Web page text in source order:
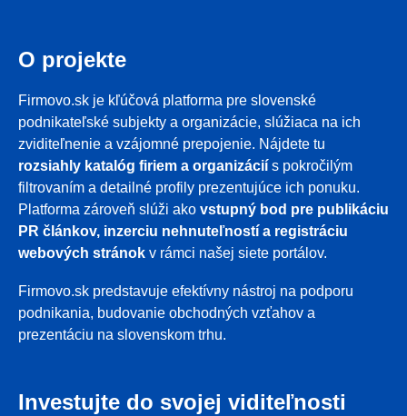
O projekte
Firmovo.sk je kľúčová platforma pre slovenské
podnikateľské subjekty a organizácie, slúžiaca na ich
zviditeľnenie a vzájomné prepojenie. Nájdete tu
rozsiahly katalóg firiem a organizácií s pokročilým
filtrovaním a detailné profily prezentujúce ich ponuku.
Platforma zároveň slúži ako vstupný bod pre publikáciu
PR článkov, inzerciu nehnuteľností a registráciu
webových stránok v rámci našej siete portálov.
Firmovo.sk predstavuje efektívny nástroj na podporu
podnikania, budovanie obchodných vzťahov a
prezentáciu na slovenskom trhu.
Investujte do svojej viditeľnosti